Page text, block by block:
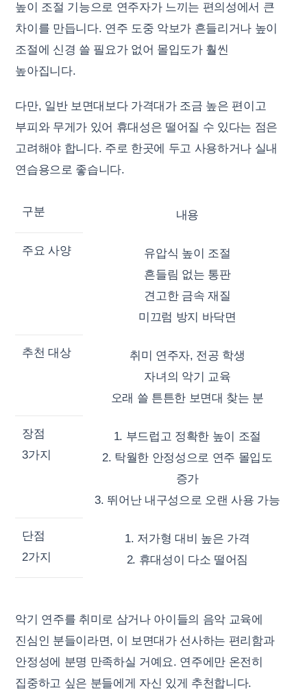
높이 조절 기능으로 연주자가 느끼는 편의성에서 큰
차이를 만듭니다. 연주 도중 악보가 흔들리거나 높이
조절에 신경 쓸 필요가 없어 몰입도가 훨씬
높아집니다.
다만, 일반 보면대보다 가격대가 조금 높은 편이고
부피와 무게가 있어 휴대성은 떨어질 수 있다는 점은
고려해야 합니다. 주로 한곳에 두고 사용하거나 실내
연습용으로 좋습니다.
구분 내용
주요 사양
유압식 높이 조절
흔들림 없는 통판
견고한 금속 재질
미끄럼 방지 바닥면
추천 대상
취미 연주자, 전공 학생
자녀의 악기 교육
오래 쓸 튼튼한 보면대 찾는 분
장점
3가지
1. 부드럽고 정확한 높이 조절
2. 탁월한 안정성으로 연주 몰입도
증가
3. 뛰어난 내구성으로 오랜 사용 가능
단점
2가지
1. 저가형 대비 높은 가격
2. 휴대성이 다소 떨어짐
악기 연주를 취미로 삼거나 아이들의 음악 교육에
진심인 분들이라면, 이 보면대가 선사하는 편리함과
안정성에 분명 만족하실 거예요. 연주에만 온전히
집중하고 싶은 분들에게 자신 있게 추천합니다.